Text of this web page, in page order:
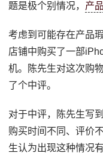
题是极个别情况， 产品
考虑到可能存在产品
店铺中购买了一部
机。陈先生对这次购
了个中评。
对于中评，陈先生写
购买时间不同、评价
生认为出现这种情况